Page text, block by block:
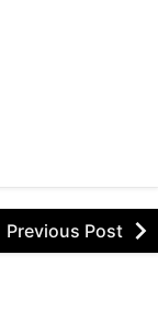
Previous Post